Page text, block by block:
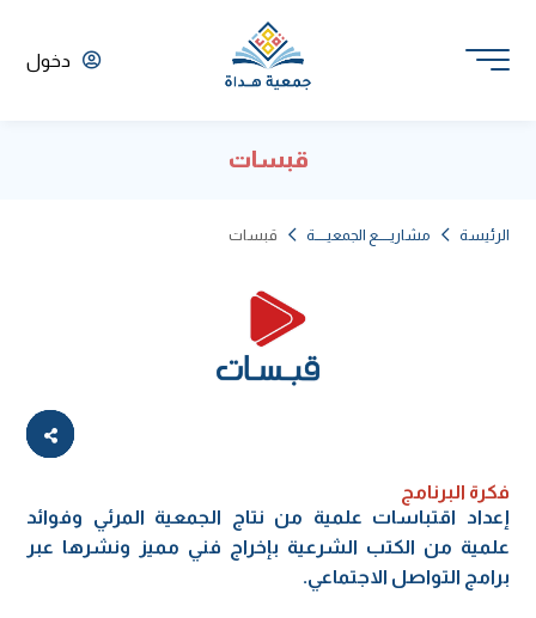
دخول
قبسات
الرئيسة مشاريـــــع الجمعيـــــة قبسات
فكرة البرنامج
إعداد اقتباسات علمية من نتاج الجمعية المرئي وفوائد
علمية من الكتب الشرعية بإخراج فني مميز ونشرها عبر
برامج التواصل الاجتماعي.